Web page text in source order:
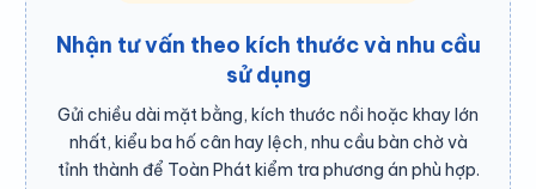
Nhận tư vấn theo kích thước và nhu cầu
sử dụng
Gửi chiều dài mặt bằng, kích thước nồi hoặc khay lớn
nhất, kiểu ba hố cân hay lệch, nhu cầu bàn chờ và
tỉnh thành để Toàn Phát kiểm tra phương án phù hợp.